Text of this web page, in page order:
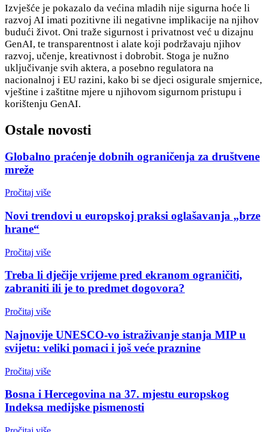
Izvješće je pokazalo da većina mladih nije sigurna hoće li
razvoj AI imati pozitivne ili negativne implikacije na njihov
budući život. Oni traže sigurnost i privatnost već u dizajnu
GenAI, te transparentnost i alate koji podržavaju njihov
razvoj, učenje, kreativnost i dobrobit. Stoga je nužno
uključivanje svih aktera, a posebno regulatora na
nacionalnoj i EU razini, kako bi se djeci osigurale smjernice,
vještine i zaštitne mjere u njihovom sigurnom pristupu i
korištenju GenAI.
Ostale novosti
Globalno praćenje dobnih ograničenja za društvene
mreže
Pročitaj više
Novi trendovi u europskoj praksi oglašavanja „brze
hrane“
Pročitaj više
Treba li dječije vrijeme pred ekranom ograničiti,
zabraniti ili je to predmet dogovora?
Pročitaj više
Najnovije UNESCO-vo istraživanje stanja MIP u
svijetu: veliki pomaci i još veće praznine
Pročitaj više
Bosna i Hercegovina na 37. mjestu europskog
Indeksa medijske pismenosti